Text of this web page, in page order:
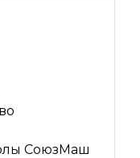
СоюзМаш